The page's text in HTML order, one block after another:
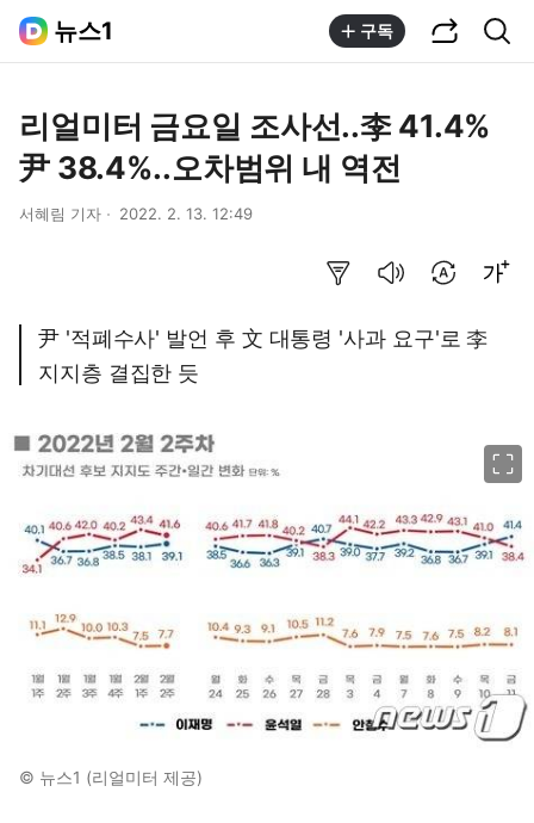
뉴스1 구독
리얼미터 금요일 조사선..李 41.4%
尹 38.4%..오차범위 내 역전
서혜림 기자 2022. 2. 13. 12:49
尹 '적폐수사' 발언 후 文 대통령 '사과 요구'로 李
지지층 결집한 듯
© 뉴스1 (리얼미터 제공)